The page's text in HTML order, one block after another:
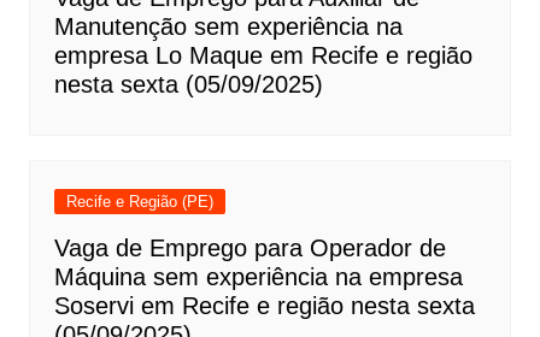
Manutenção sem experiência na
empresa Lo Maque em Recife e região
nesta sexta (05/09/2025)
Recife e Região (PE)
Vaga de Emprego para Operador de
Máquina sem experiência na empresa
Soservi em Recife e região nesta sexta